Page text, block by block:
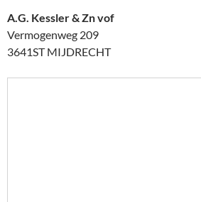
A.G. Kessler & Zn vof
Vermogenweg 209
3641ST MIJDRECHT